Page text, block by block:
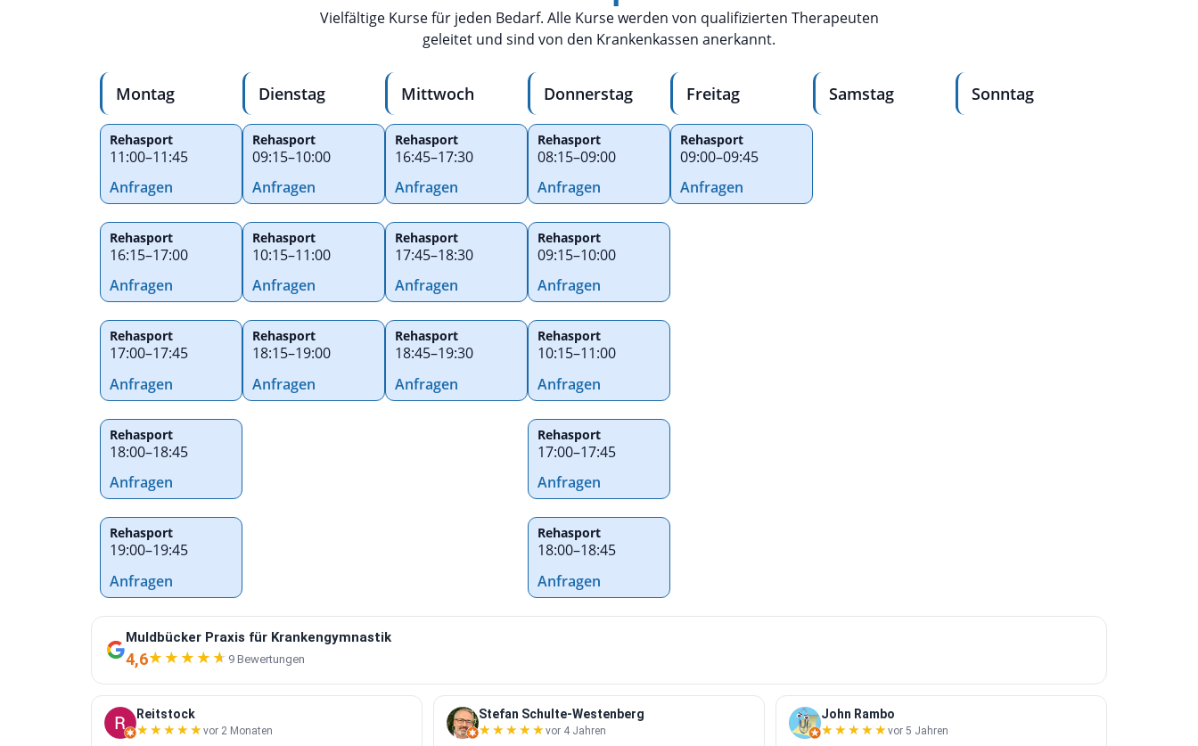
Vielfältige Kurse für jeden Bedarf. Alle Kurse werden von qualifizierten Therapeuten
geleitet und sind von den Krankenkassen anerkannt.
Montag
Rehasport
11:00–11:45
Anfragen
Rehasport
16:15–17:00
Anfragen
Rehasport
17:00–17:45
Anfragen
Rehasport
18:00–18:45
Anfragen
Rehasport
19:00–19:45
Anfragen
Dienstag
Rehasport
09:15–10:00
Anfragen
Rehasport
10:15–11:00
Anfragen
Rehasport
18:15–19:00
Anfragen
Mittwoch
Rehasport
16:45–17:30
Anfragen
Rehasport
17:45–18:30
Anfragen
Rehasport
18:45–19:30
Anfragen
Donnerstag
Rehasport
08:15–09:00
Anfragen
Rehasport
09:15–10:00
Anfragen
Rehasport
10:15–11:00
Anfragen
Rehasport
17:00–17:45
Anfragen
Rehasport
18:00–18:45
Anfragen
Freitag
Rehasport
09:00–09:45
Anfragen
Samstag Sonntag
Muldbücker Praxis für Krankengymnastik
4,6★★★★★
★★★★★ 9 Bewertungen
Reitstock
★★★★★
★★★★★ vor 2 Monaten
Stefan Schulte-Westenberg
★★★★★
★★★★★ vor 4 Jahren
John Rambo
★★★★★
★★★★★ vor 5 Jahren